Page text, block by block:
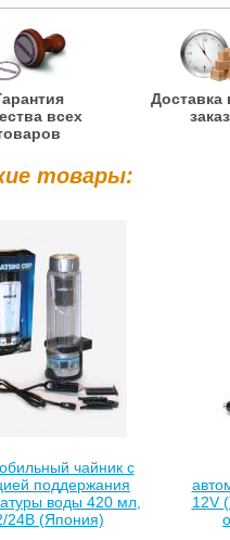
всех
Доставка
товары:
чайник с
поддержания
воды 420 мл,
24В (Япония)
12V